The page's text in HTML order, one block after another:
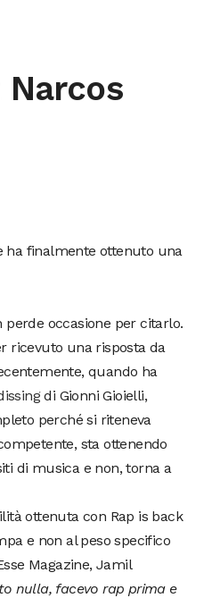
Narcos
ha finalmente ottenuto una
perde occasione per citarlo.
ricevuto una risposta da
quando ha
di Gionni Gioielli,
perché si riteneva
sta ottenendo
di musica e non, torna a
ottenuta con Rap is back
e non al peso specifico
Magazine, Jamil
nulla, facevo rap prima e